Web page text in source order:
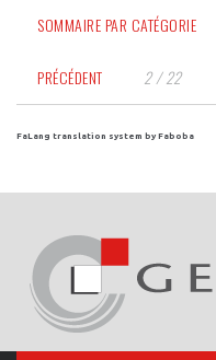
SOMMAIRE PAR CATÉGORIE
PRÉCÉDENT 2 / 22
FaLang translation system by Faboba